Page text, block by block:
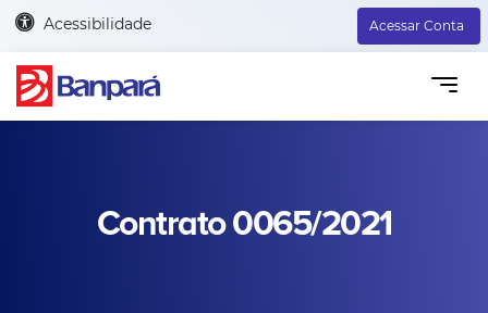
Acessibilidade Acessar Conta
Contrato 0065/2021